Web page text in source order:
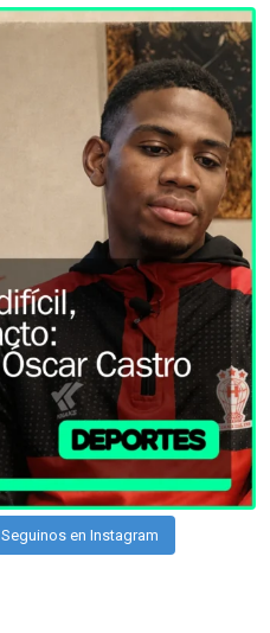
Seguinos en Instagram